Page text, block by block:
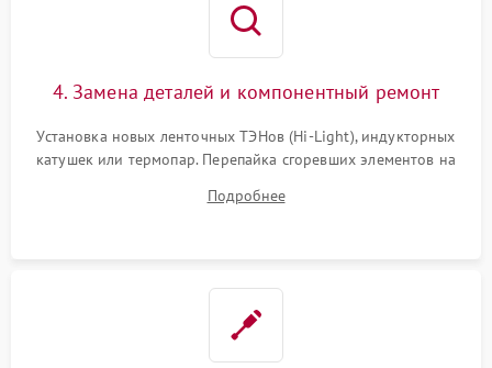
4. Замена деталей и компонентный ремонт
Установка новых ленточных ТЭНов (Hi-Light), индукторных
катушек или термопар. Перепайка сгоревших элементов на
дорожек. Очистка контактов и замена поврежденной
Подробнее